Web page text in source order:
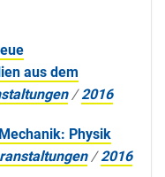
aus dem
/2016
Physik
/2016